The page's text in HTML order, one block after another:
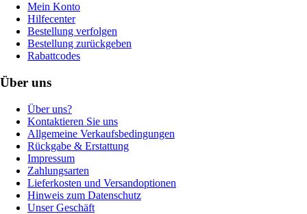
Mein Konto
Hilfecenter
Bestellung verfolgen
Bestellung zurückgeben
Rabattcodes
Über uns
Über uns?
Kontaktieren Sie uns
Allgemeine Verkaufsbedingungen
Rückgabe & Erstattung
Impressum
Zahlungsarten
Lieferkosten und Versandoptionen
Hinweis zum Datenschutz
Unser Geschäft